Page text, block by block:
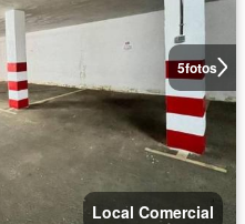
5fotos
Local Comercial